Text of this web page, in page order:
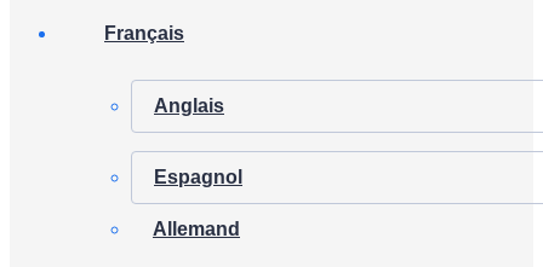
Français
Anglais
Espagnol
Allemand